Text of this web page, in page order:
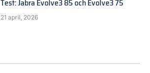
Test: Jabra Evolve3 85 och Evolve3 75
21 april, 2026